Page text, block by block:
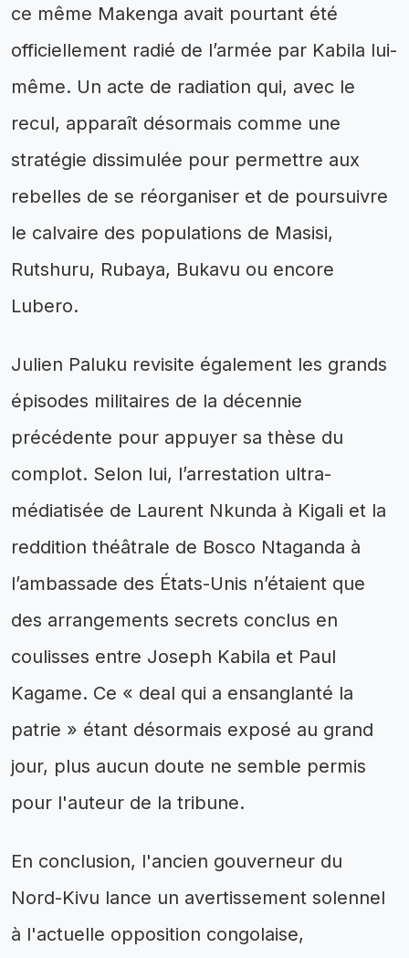
ce même Makenga avait pourtant été
officiellement radié de l’armée par Kabila lui-
même. Un acte de radiation qui, avec le
recul, apparaît désormais comme une
stratégie dissimulée pour permettre aux
rebelles de se réorganiser et de poursuivre
le calvaire des populations de Masisi,
Rutshuru, Rubaya, Bukavu ou encore
Lubero.
Julien Paluku revisite également les grands
épisodes militaires de la décennie
précédente pour appuyer sa thèse du
complot. Selon lui, l’arrestation ultra-
médiatisée de Laurent Nkunda à Kigali et la
reddition théâtrale de Bosco Ntaganda à
l’ambassade des États-Unis n’étaient que
des arrangements secrets conclus en
coulisses entre Joseph Kabila et Paul
Kagame. Ce « deal qui a ensanglanté la
patrie » étant désormais exposé au grand
jour, plus aucun doute ne semble permis
pour l'auteur de la tribune.
En conclusion, l'ancien gouverneur du
Nord-Kivu lance un avertissement solennel
à l'actuelle opposition congolaise,